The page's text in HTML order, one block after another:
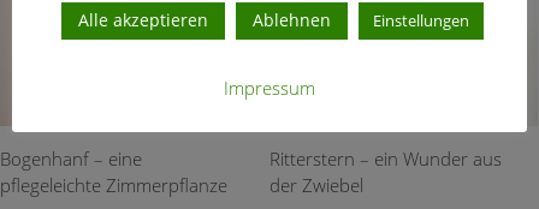
Bogenhanf – eine
pflegeleichte Zimmerpflanze
Ritterstern – ein Wunder aus
der Zwiebel
Alle akzeptieren Ablehnen Einstellungen
Impressum